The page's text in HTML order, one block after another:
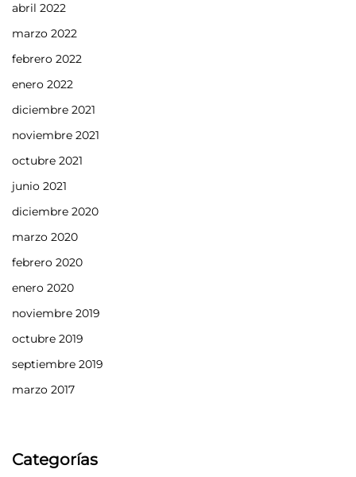
abril 2022
marzo 2022
febrero 2022
enero 2022
diciembre 2021
noviembre 2021
octubre 2021
junio 2021
diciembre 2020
marzo 2020
febrero 2020
enero 2020
noviembre 2019
octubre 2019
septiembre 2019
marzo 2017
Categorías